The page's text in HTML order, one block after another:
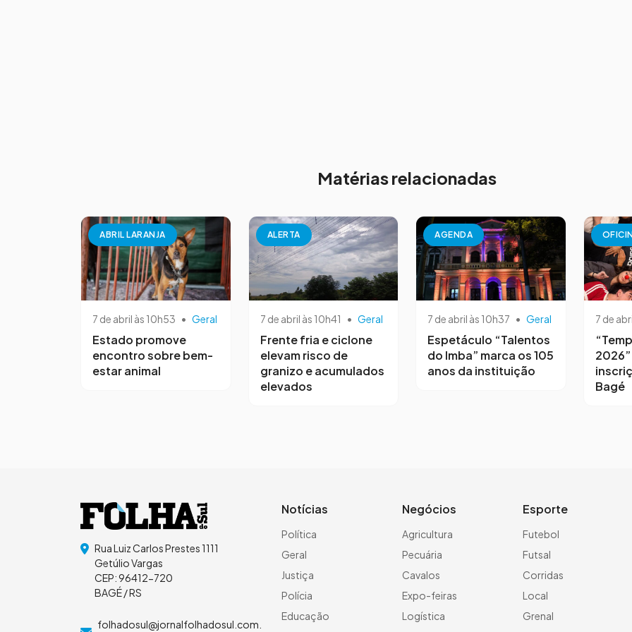
Matérias relacionadas
ABRIL LARANJA
7 de abril às 10h53 • Geral
Estado promove
encontro sobre bem-
estar animal
ALERTA
7 de abril às 10h41 • Geral
Frente fria e ciclone
elevam risco de
granizo e acumulados
elevados
AGENDA
7 de abril às 10h37 • Geral
Espetáculo “Talentos
do Imba” marca os 105
anos da instituição
7 de
Bagé
Rua Luiz Carlos Prestes 1111
Getúlio Vargas
CEP: 96412-720
BAGÉ / RS
folhadosul@jornalfolhadosul.com.
Notícias
Política
Geral
Justiça
Polícia
Educação
Negócios
Agricultura
Pecuária
Cavalos
Expo-feiras
Logística
Esporte
Futebol
Futsal
Corridas
Local
Grenal